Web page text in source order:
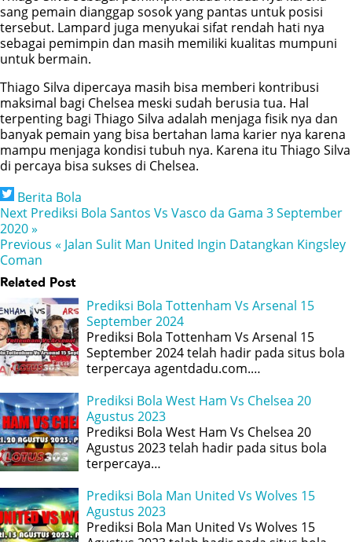
sang pemain dianggap sosok yang pantas untuk posisi
tersebut. Lampard juga menyukai sifat rendah hati nya
sebagai pemimpin dan masih memiliki kualitas mumpuni
untuk bermain.
Thiago Silva dipercaya masih bisa memberi kontribusi
maksimal bagi Chelsea meski sudah berusia tua. Hal
terpenting bagi Thiago Silva adalah menjaga fisik nya dan
banyak pemain yang bisa bertahan lama karier nya karena
mampu menjaga kondisi tubuh nya. Karena itu Thiago Silva
di percaya bisa sukses di Chelsea.
Berita Bola
Next Prediksi Bola Santos Vs Vasco da Gama 3 September
2020 »
Previous « Jalan Sulit Man United Ingin Datangkan Kingsley
Coman
Related Post
Prediksi Bola Tottenham Vs Arsenal 15
September 2024
Prediksi Bola Tottenham Vs Arsenal 15
September 2024 telah hadir pada situs bola
terpercaya agentdadu.com.…
Prediksi Bola West Ham Vs Chelsea 20
Agustus 2023
Prediksi Bola West Ham Vs Chelsea 20
Agustus 2023 telah hadir pada situs bola
terpercaya…
Prediksi Bola Man United Vs Wolves 15
Agustus 2023
Prediksi Bola Man United Vs Wolves 15